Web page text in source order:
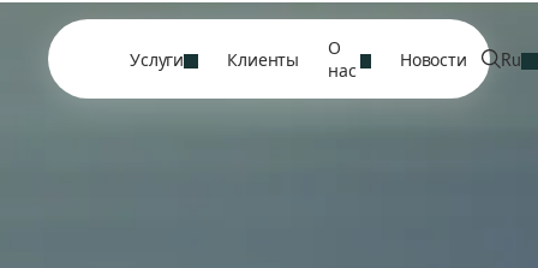
Услуги Клиенты
О
нас
Новости Ru